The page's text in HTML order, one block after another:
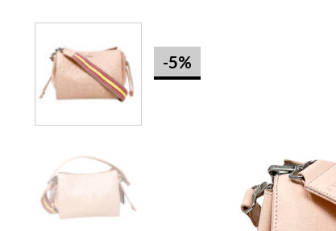
-5%